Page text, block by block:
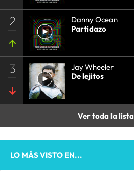
2
Danny Ocean
Partidazo
3
Jay Wheeler
De lejitos
Ver toda la lista
LO MÁS VISTO EN...